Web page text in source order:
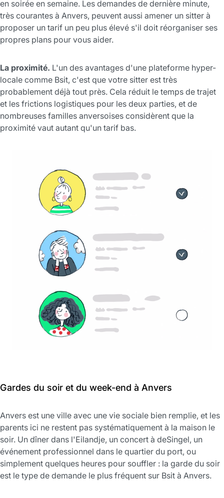
en soirée en semaine. Les demandes de dernière minute,
très courantes à Anvers, peuvent aussi amener un sitter à
proposer un tarif un peu plus élevé s'il doit réorganiser ses
propres plans pour vous aider.
La proximité. L'un des avantages d'une plateforme hyper-
locale comme Bsit, c'est que votre sitter est très
probablement déjà tout près. Cela réduit le temps de trajet
et les frictions logistiques pour les deux parties, et de
nombreuses familles anversoises considèrent que la
proximité vaut autant qu'un tarif bas.
Gardes du soir et du week-end à Anvers
Anvers est une ville avec une vie sociale bien remplie, et les
parents ici ne restent pas systématiquement à la maison le
soir. Un dîner dans l'Eilandje, un concert à deSingel, un
événement professionnel dans le quartier du port, ou
simplement quelques heures pour souffler : la garde du soir
est le type de demande le plus fréquent sur Bsit à Anvers.